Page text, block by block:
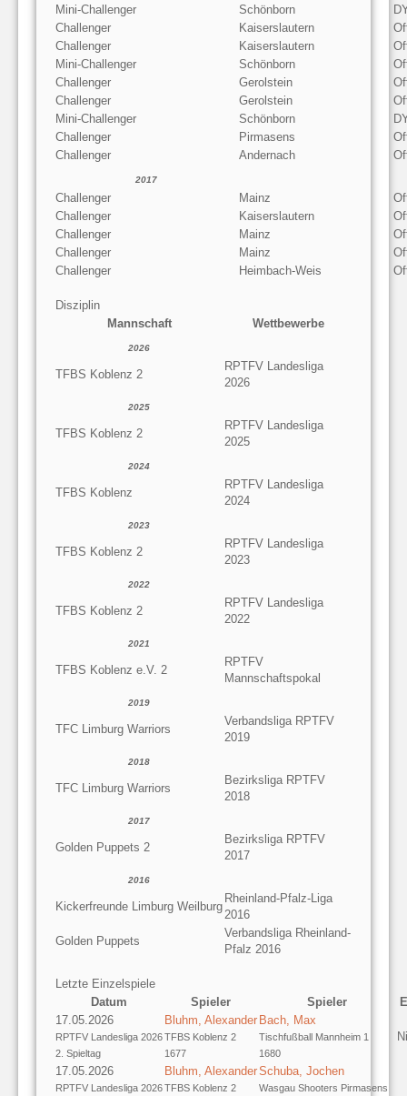
Mini-Challenger
Schönborn
Challenger
Kaiserslautern
Challenger
Kaiserslautern
Mini-Challenger
Schönborn
Challenger
Gerolstein
Challenger
Gerolstein
Mini-Challenger
Schönborn
Challenger
Pirmasens
Challenger
Andernach
2017
Challenger Mainz
Challenger
Kaiserslautern
Challenger
Mainz
Challenger
Mainz
Challenger
Heimbach-Weis
Disziplin
Mannschaft
Wettbewerbe
2026
TFBS Koblenz 2
RPTFV Landesliga
2026
2025
TFBS Koblenz 2
RPTFV Landesliga
2025
2024
TFBS Koblenz
RPTFV Landesliga
2024
2023
TFBS Koblenz 2
RPTFV Landesliga
2023
2022
TFBS Koblenz 2
RPTFV Landesliga
2022
2021
TFBS Koblenz e.V. 2
RPTFV
Mannschaftspokal
2019
TFC Limburg Warriors
Verbandsliga RPTFV
2019
2018
TFC Limburg Warriors
Bezirksliga RPTFV
2018
2017
Golden Puppets 2
Bezirksliga RPTFV
2017
2016
Kickerfreunde Limburg Weilburg
Rheinland-Pfalz-Liga
2016
Golden Puppets
Verbandsliga Rheinland-
Pfalz 2016
Letzte Einzelspiele
Datum
Spieler Spieler
17.05.2026
RPTFV Landesliga 2026
2. Spieltag
Bluhm, Alexander
TFBS Koblenz 2
1677
Bach, Max
Tischfußball Mannheim 1
1680
17.05.2026
RPTFV Landesliga 2026
Bluhm, Alexander
TFBS Koblenz 2
Schuba, Jochen
Wasgau Shooters Pirmasens